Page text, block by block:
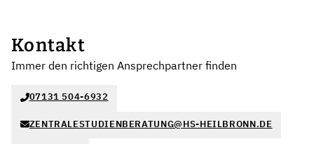
Kontakt
Immer den richtigen Ansprechpartner finden
07131 504-6932
ZENTRALESTUDIENBERATUNG@HS-HEILBRONN.DE